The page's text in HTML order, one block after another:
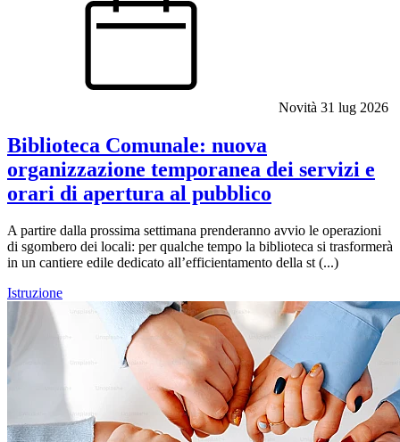
Novità 31 lug 2026
Biblioteca Comunale: nuova
organizzazione temporanea dei servizi e
orari di apertura al pubblico
A partire dalla prossima settimana prenderanno avvio le operazioni
di sgombero dei locali: per qualche tempo la biblioteca si trasformerà
in un cantiere edile dedicato all’efficientamento della st (...)
Istruzione